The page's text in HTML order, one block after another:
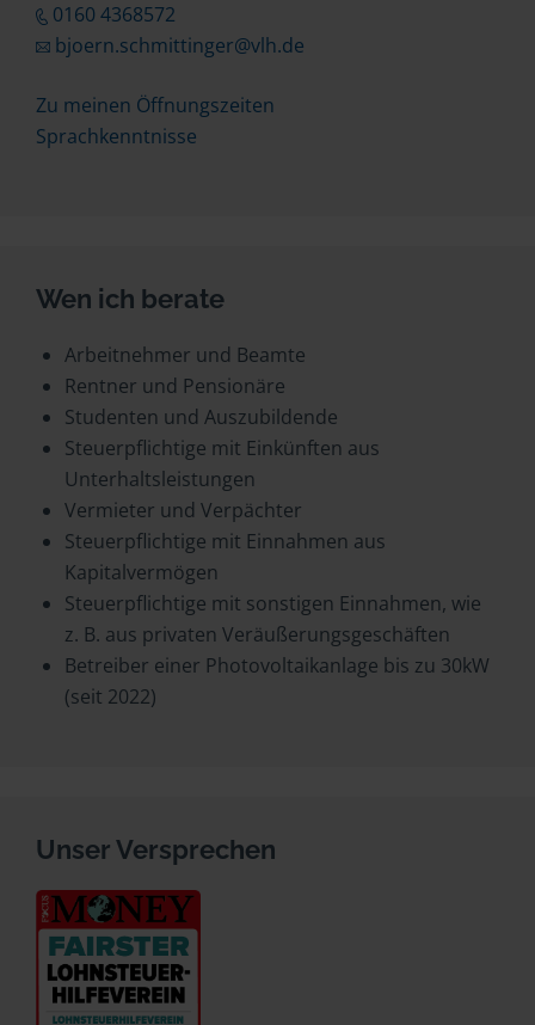
0160 4368572
bjoern.schmittinger@vlh.de
Zu meinen Öffnungszeiten
Sprachkenntnisse
Wen ich berate
Arbeitnehmer und Beamte
Rentner und Pensionäre
Studenten und Auszubildende
Steuerpflichtige mit Einkünften aus
Unterhaltsleistungen
Vermieter und Verpächter
Steuerpflichtige mit Einnahmen aus
Kapitalvermögen
Steuerpflichtige mit sonstigen Einnahmen, wie
z. B. aus privaten Veräußerungsgeschäften
Betreiber einer Photovoltaikanlage bis zu 30kW
(seit 2022)
Unser Versprechen